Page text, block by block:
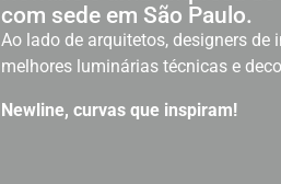
com sede em São Paulo.
Ao lado de arquitetos, designers
melhores luminárias técnicas e
Newline, curvas que inspiram!